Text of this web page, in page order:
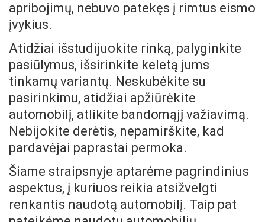
apribojimų, nebuvo patekęs į rimtus eismo
įvykius.
Atidžiai išstudijuokite rinką, palyginkite
pasiūlymus, išsirinkite keletą jums
tinkamų variantų. Neskubėkite su
pasirinkimu, atidžiai apžiūrėkite
automobilį, atlikite bandomąjį važiavimą.
Nebijokite derėtis, nepamirškite, kad
pardavėjai paprastai permoka.
Šiame straipsnyje aptarėme pagrindinius
aspektus, į kuriuos reikia atsižvelgti
renkantis naudotą automobilį. Taip pat